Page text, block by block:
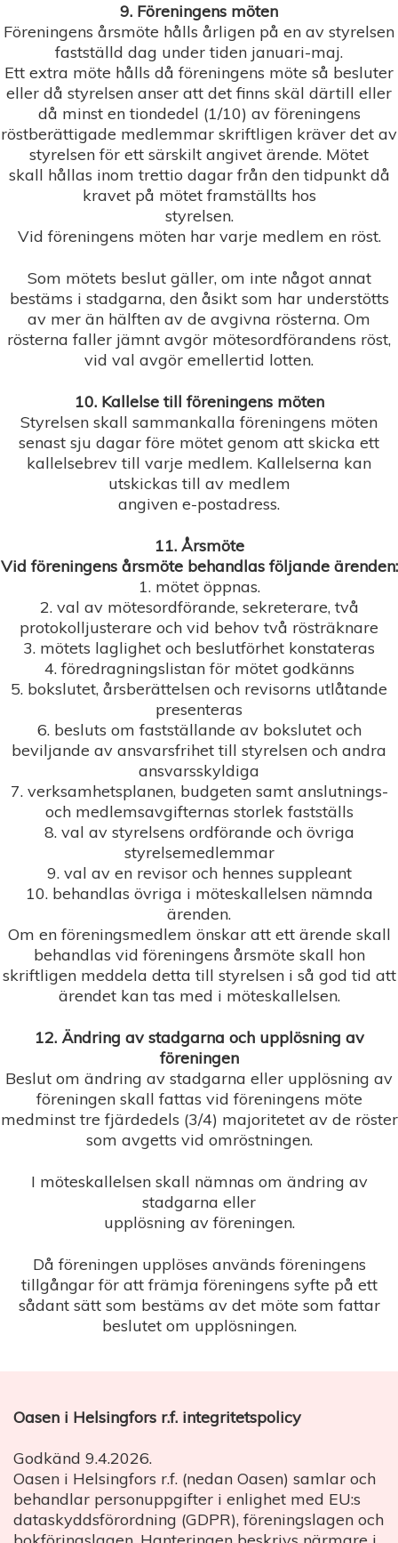
9. Föreningens möten
Föreningens årsmöte hålls årligen på en av styrelsen
fastställd dag under tiden januari-maj.
Ett extra möte hålls då föreningens möte så besluter
eller då styrelsen anser att det finns skäl därtill eller
då minst en tiondedel (1/10) av föreningens
röstberättigade medlemmar skriftligen kräver det av
styrelsen för ett särskilt angivet ärende. Mötet
skall hållas inom trettio dagar från den tidpunkt då
kravet på mötet framställts hos
styrelsen.
Vid föreningens möten har varje medlem en röst.
Som mötets beslut gäller, om inte något annat
bestäms i stadgarna, den åsikt som har understötts
av mer än hälften av de avgivna rösterna. Om
rösterna faller jämnt avgör mötesordförandens röst,
vid val avgör emellertid lotten.
10. Kallelse till föreningens möten
Styrelsen skall sammankalla föreningens möten
senast sju dagar före mötet genom att skicka ett
kallelsebrev till varje medlem. Kallelserna kan
utskickas till av medlem
angiven e-postadress.
11. Årsmöte
Vid föreningens årsmöte behandlas följande ärenden:
1. mötet öppnas.
2. val av mötesordförande, sekreterare, två
protokolljusterare och vid behov två rösträknare
3. mötets laglighet och beslutförhet konstateras
4. föredragningslistan för mötet godkänns
5. bokslutet, årsberättelsen och revisorns utlåtande
presenteras
6. besluts om fastställande av bokslutet och
beviljande av ansvarsfrihet till styrelsen och andra
ansvarsskyldiga
7. verksamhetsplanen, budgeten samt anslutnings-
och medlemsavgifternas storlek fastställs
8. val av styrelsens ordförande och övriga
styrelsemedlemmar
9. val av en revisor och hennes suppleant
10. behandlas övriga i möteskallelsen nämnda
ärenden.
Om en föreningsmedlem önskar att ett ärende skall
behandlas vid föreningens årsmöte skall hon
skriftligen meddela detta till styrelsen i så god tid att
ärendet kan tas med i möteskallelsen.
12. Ändring av stadgarna och upplösning av
föreningen
Beslut om ändring av stadgarna eller upplösning av
föreningen skall fattas vid föreningens möte
medminst tre fjärdedels (3/4) majoritetet av de röster
som avgetts vid omröstningen.
I möteskallelsen skall nämnas om ändring av
stadgarna eller
upplösning av föreningen.
Då föreningen upplöses används föreningens
tillgångar för att främja föreningens syfte på ett
sådant sätt som bestäms av det möte som fattar
beslutet om upplösningen.
Oasen i Helsingfors r.f. integritetspolicy
Godkänd 9.4.2026.
Oasen i Helsingfors r.f. (nedan Oasen) samlar och
behandlar personuppgifter i enlighet med EU:s
dataskyddsförordning (GDPR), föreningslagen och